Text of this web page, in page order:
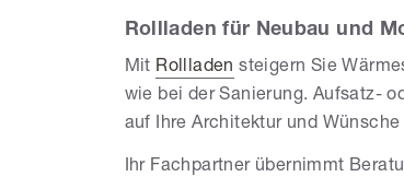
Rollladen für Neubau und
Mit Rollladen steigern Sie
wie bei der Sanierung. Aufsatz-
auf Ihre Architektur und
Ihr Fachpartner übernimmt